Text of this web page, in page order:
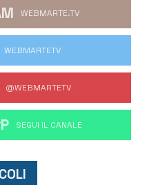
WEBMARTE.TV
WEBMARTETV
@WEBMARTETV
‎SEGUI IL CANALE